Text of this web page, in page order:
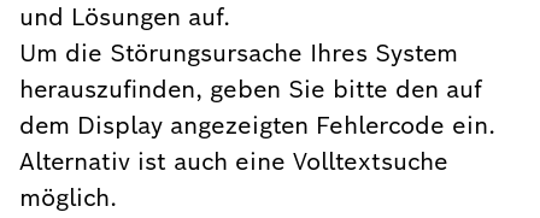
und Lösungen auf.
Um die Störungsursache Ihres System
herauszufinden, geben Sie bitte den auf
dem Display angezeigten Fehlercode ein.
Alternativ ist auch eine Volltextsuche
möglich.